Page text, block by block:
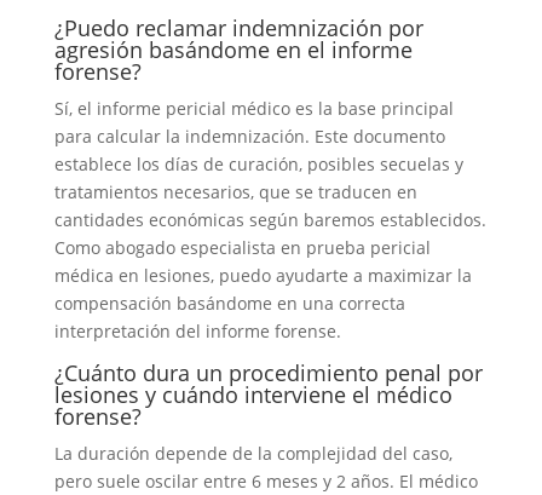
¿Puedo reclamar indemnización por
agresión basándome en el informe
forense?
Sí, el informe pericial médico es la base principal
para calcular la indemnización. Este documento
establece los días de curación, posibles secuelas y
tratamientos necesarios, que se traducen en
cantidades económicas según baremos establecidos.
Como abogado especialista en prueba pericial
médica en lesiones, puedo ayudarte a maximizar la
compensación basándome en una correcta
interpretación del informe forense.
¿Cuánto dura un procedimiento penal por
lesiones y cuándo interviene el médico
forense?
La duración depende de la complejidad del caso,
pero suele oscilar entre 6 meses y 2 años. El médico